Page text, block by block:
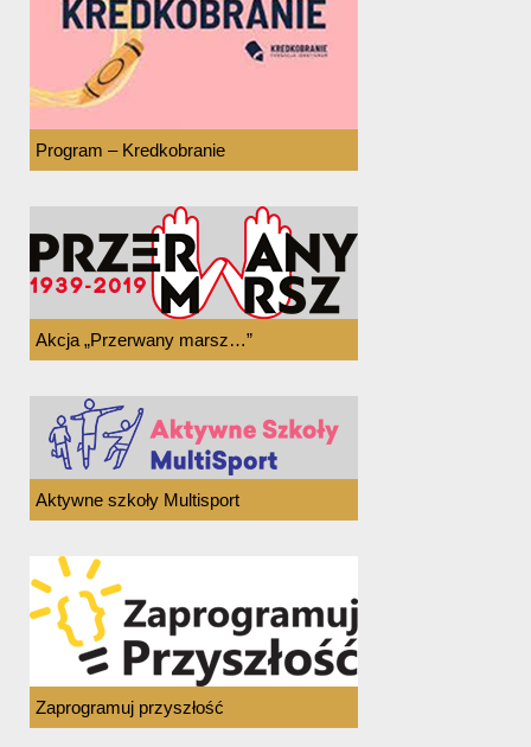
Program – Kredkobranie
Akcja „Przerwany marsz…”
Aktywne szkoły Multisport
Zaprogramuj przyszłość